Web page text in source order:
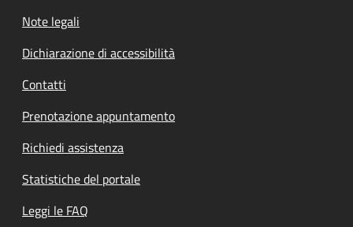
Note legali
Dichiarazione di accessibilità
Contatti
Prenotazione appuntamento
Richiedi assistenza
Statistiche del portale
Leggi le FAQ